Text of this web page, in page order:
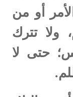
أو من
ولا تترك
حتى لا